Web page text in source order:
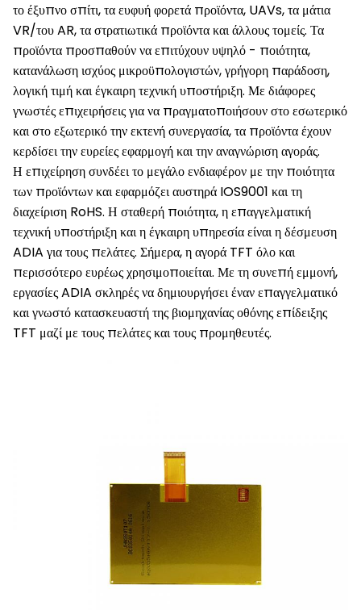
το έξυπνο σπίτι, τα ευφυή φορετά προϊόντα, UAVs, τα μάτια
VR/του AR, τα στρατιωτικά προϊόντα και άλλους τομείς. Τα
προϊόντα προσπαθούν να επιτύχουν υψηλό - ποιότητα,
κατανάλωση ισχύος μικροϋπολογιστών, γρήγορη παράδοση,
λογική τιμή και έγκαιρη τεχνική υποστήριξη. Με διάφορες
γνωστές επιχειρήσεις για να πραγματοποιήσουν στο εσωτερικό
και στο εξωτερικό την εκτενή συνεργασία, τα προϊόντα έχουν
κερδίσει την ευρείες εφαρμογή και την αναγνώριση αγοράς.
Η επιχείρηση συνδέει το μεγάλο ενδιαφέρον με την ποιότητα
των προϊόντων και εφαρμόζει αυστηρά IOS9001 και τη
διαχείριση RoHS. Η σταθερή ποιότητα, η επαγγελματική
τεχνική υποστήριξη και η έγκαιρη υπηρεσία είναι η δέσμευση
ADIA για τους πελάτες. Σήμερα, η αγορά TFT όλο και
περισσότερο ευρέως χρησιμοποιείται. Με τη συνεπή εμμονή,
εργασίες ADIA σκληρές να δημιουργήσει έναν επαγγελματικό
και γνωστό κατασκευαστή της βιομηχανίας οθόνης επίδειξης
TFT μαζί με τους πελάτες και τους προμηθευτές.